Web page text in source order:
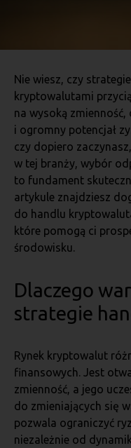
Nie wiesz, czy
kryptowalutami
na wysoką
i ogromny potencjał
czy dopiero
w tej branży, wybór
to fundament
artykule znajdziesz
do handlu
które pomogą ci
środowisku.
Dlaczego
strategie
Rynek kryptowalut
finansowych. Jest
zmienność, a jego
do zmieniających się
pozwala ograniczyć
niezależnie od